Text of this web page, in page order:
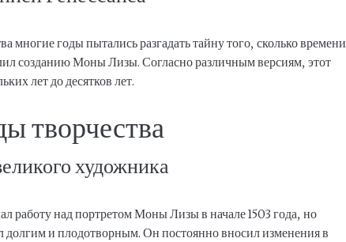
многие годы пытались разгадать тайну того, сколько времени
созданию Моны Лизы. Согласно различным версиям, этот
лет до десятков лет.
творчества
художника
работу над портретом Моны Лизы в начале 1503 года, но
долгим и плодотворным. Он постоянно вносил изменения в